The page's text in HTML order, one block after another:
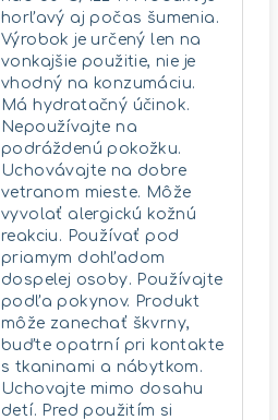
horľavý aj počas šumenia.
Výrobok je určený len na
vonkajšie použitie, nie je
vhodný na konzumáciu.
Má hydratačný účinok.
Nepoužívajte na
podráždenú pokožku.
Uchovávajte na dobre
vetranom mieste. Môže
vyvolať alergickú kožnú
reakciu. Používať pod
priamym dohľadom
dospelej osoby. Používajte
podľa pokynov. Produkt
môže zanechať škvrny,
buďte opatrní pri kontakte
s tkaninami a nábytkom.
Uchovajte mimo dosahu
detí. Pred použitím si